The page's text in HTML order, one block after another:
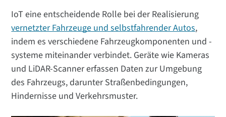
IoT eine entscheidende Rolle bei der Realisierung
vernetzter Fahrzeuge und selbstfahrender Autos,
indem es verschiedene Fahrzeugkomponenten und -
systeme miteinander verbindet. Geräte wie Kameras
und LiDAR-Scanner erfassen Daten zur Umgebung
des Fahrzeugs, darunter Straßenbedingungen,
Hindernisse und Verkehrsmuster.